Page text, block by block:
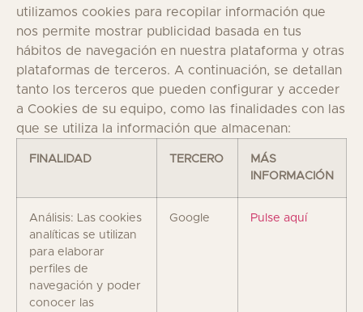
utilizamos cookies para recopilar información que
nos permite mostrar publicidad basada en tus
hábitos de navegación en nuestra plataforma y otras
plataformas de terceros. A continuación, se detallan
tanto los terceros que pueden configurar y acceder
a Cookies de su equipo, como las finalidades con las
que se utiliza la información que almacenan:
FINALIDAD TERCERO
MÁS
INFORMACIÓN
Análisis: Las cookies
analíticas se utilizan
para elaborar
perfiles de
navegación y poder
conocer las
Google Pulse aquí